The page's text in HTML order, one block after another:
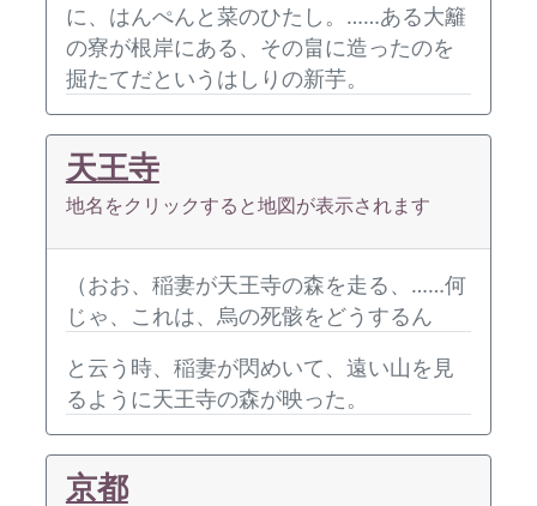
に、はんぺんと菜のひたし。……ある大籬
の寮が根岸にある、その畠に造ったのを
掘たてだというはしりの新芋。
天王寺
地名をクリックすると地図が表示されます
（おお、稲妻が天王寺の森を走る、……何
じゃ、これは、烏の死骸をどうするん
と云う時、稲妻が閃めいて、遠い山を見
るように天王寺の森が映った。
京都